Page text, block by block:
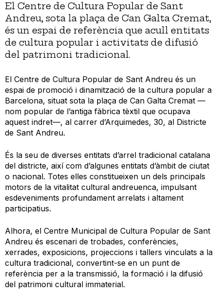
El Centre de Cultura Popular de Sant
Andreu, sota la plaça de Can Galta Cremat,
és un espai de referència que acull entitats
de cultura popular i activitats de difusió
del patrimoni tradicional.
El Centre de Cultura Popular de Sant Andreu és un
espai de promoció i dinamització de la cultura popular a
Barcelona, situat sota la plaça de Can Galta Cremat —
nom popular de l’antiga fàbrica tèxtil que ocupava
aquest indret—, al carrer d’Arquimedes, 30, al Districte
de Sant Andreu.
És la seu de diverses entitats d’arrel tradicional catalana
del districte, així com d’algunes entitats d’àmbit de ciutat
o nacional. Totes elles constitueixen un dels principals
motors de la vitalitat cultural andreuenca, impulsant
esdeveniments profundament arrelats i altament
participatius.
Alhora, el Centre Municipal de Cultura Popular de Sant
Andreu és escenari de trobades, conferències,
xerrades, exposicions, projeccions i tallers vinculats a la
cultura tradicional, convertint-se en un punt de
referència per a la transmissió, la formació i la difusió
del patrimoni cultural immaterial.